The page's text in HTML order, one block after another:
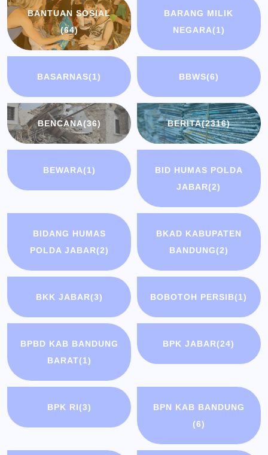
BANTUAN SOSIAL
(64)
BARANG MILIK
NEGARA(1)
BASARNAS(1) BBWS(6)
BENCANA(36) BERITA(2316)
BEWARA(1)
BID HUMAS POLDA
JABAR(2)
BIDANG HUMAS
POLDA JABAR(2)
BKAD KABUPATEN
BANDUNG(2)
BKK JABAR(3) BOBOTOH PERSIB(1)
BPBD KAB BANDUNG
BARAT(1)
BPK JABAR(24)
BPK RI(3)
BPN KAB BANDUNG
(6)